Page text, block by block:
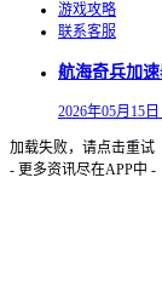
游戏攻略
联系客服
航海奇兵加
2026年05月15日
加载失败，请点击重试
- 更多资讯尽在APP中 -